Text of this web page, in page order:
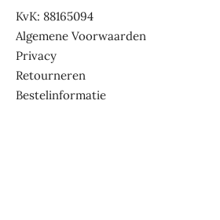
KvK: 88165094
Algemene Voorwaarden
Privacy
Retourneren
Bestelinformatie